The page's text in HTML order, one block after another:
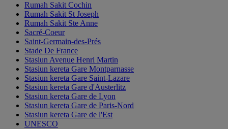
Rumah Sakit Cochin
Rumah Sakit St Joseph
Rumah Sakit Ste Anne
Sacré-Coeur
Saint-Germain-des-Prés
Stade De France
Stasiun Avenue Henri Martin
Stasiun kereta Gare Montparnasse
Stasiun kereta Gare Saint-Lazare
Stasiun kereta Gare d'Austerlitz
Stasiun kereta Gare de Lyon
Stasiun kereta Gare de Paris-Nord
Stasiun kereta Gare de l'Est
UNESCO